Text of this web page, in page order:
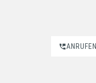
ANRUFEN